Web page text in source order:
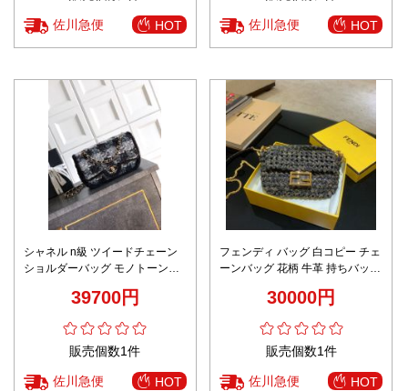
佐川急便 HOT 佐川急便 HOT
シャネル n級 ツイードチェーン
ショルダーバッグ モノトーン配
39700円
販売個数1件
佐川急便 HOT
フェンディ バッグ 白コピー チェ
ーンバッグ 花柄 牛革 持ちバッグ
30000円
販売個数1件
佐川急便 HOT